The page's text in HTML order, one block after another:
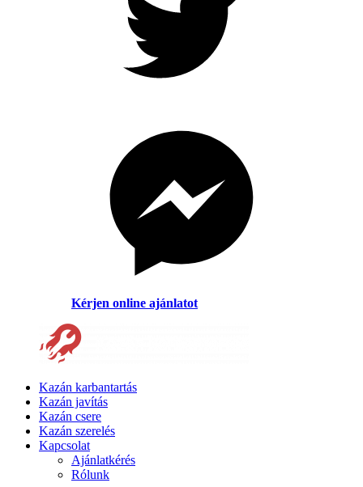
Kérjen online ajánlatot
Kazán karbantartás
Kazán javítás
Kazán csere
Kazán szerelés
Kapcsolat
Ajánlatkérés
Rólunk